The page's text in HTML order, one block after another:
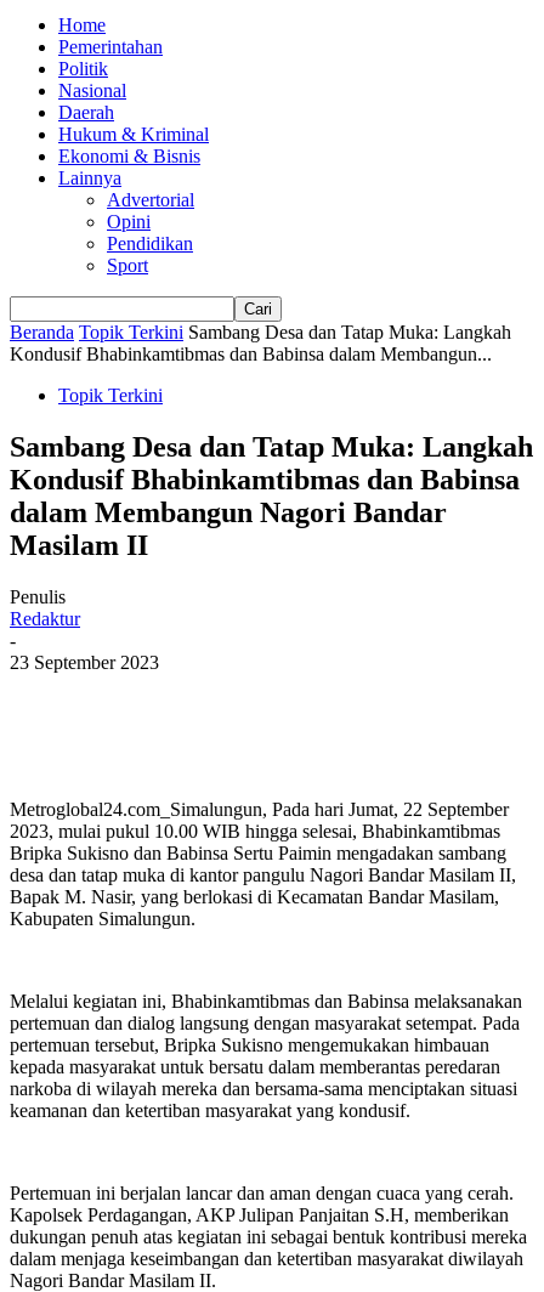
Home
Pemerintahan
Politik
Nasional
Daerah
Hukum & Kriminal
Ekonomi & Bisnis
Lainnya
Advertorial
Opini
Pendidikan
Sport
Beranda Topik Terkini Sambang Desa dan Tatap Muka: Langkah
Kondusif Bhabinkamtibmas dan Babinsa dalam Membangun...
Topik Terkini
Sambang Desa dan Tatap Muka: Langkah
Kondusif Bhabinkamtibmas dan Babinsa
dalam Membangun Nagori Bandar
Masilam II
Penulis
Redaktur
-
23 September 2023
Metroglobal24.com_Simalungun, Pada hari Jumat, 22 September
2023, mulai pukul 10.00 WIB hingga selesai, Bhabinkamtibmas
Bripka Sukisno dan Babinsa Sertu Paimin mengadakan sambang
desa dan tatap muka di kantor pangulu Nagori Bandar Masilam II,
Bapak M. Nasir, yang berlokasi di Kecamatan Bandar Masilam,
Kabupaten Simalungun.
Melalui kegiatan ini, Bhabinkamtibmas dan Babinsa melaksanakan
pertemuan dan dialog langsung dengan masyarakat setempat. Pada
pertemuan tersebut, Bripka Sukisno mengemukakan himbauan
kepada masyarakat untuk bersatu dalam memberantas peredaran
narkoba di wilayah mereka dan bersama-sama menciptakan situasi
keamanan dan ketertiban masyarakat yang kondusif.
Pertemuan ini berjalan lancar dan aman dengan cuaca yang cerah.
Kapolsek Perdagangan, AKP Julipan Panjaitan S.H, memberikan
dukungan penuh atas kegiatan ini sebagai bentuk kontribusi mereka
dalam menjaga keseimbangan dan ketertiban masyarakat diwilayah
Nagori Bandar Masilam II.